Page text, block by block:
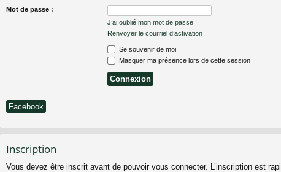
Mot de passe :
J’ai oublié mon mot de passe
Renvoyer le courriel d’activation
Se souvenir de moi
Masquer ma présence lors de cette session
Facebook
Inscription
Vous devez être inscrit avant de pouvoir vous connecter. L’inscription est